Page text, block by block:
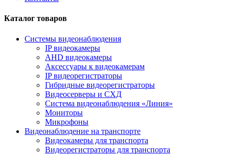
Каталог товаров
Системы видеонаблюдения
IP видеокамеры
AHD видеокамеры
Аксессуары к видеокамерам
IP видеорегистраторы
Гибридные видеорегистраторы
Видеосерверы и СХД
Система видеонаблюдения «Линия»
Мониторы
Микрофоны
Видеонаблюдение на транспорте
Видеокамеры для транспорта
Видеорегистраторы для транспорта